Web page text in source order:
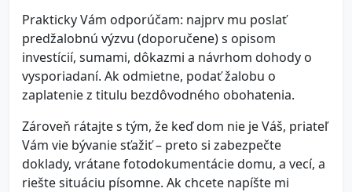
Prakticky Vám odporúčam: najprv mu poslať
predžalobnú výzvu (doporučene) s opisom
investícií, sumami, dôkazmi a návrhom dohody o
vysporiadaní. Ak odmietne, podať žalobu o
zaplatenie z titulu bezdôvodného obohatenia.
Zároveň rátajte s tým, že keď dom nie je Váš, priateľ
Vám vie bývanie sťažiť – preto si zabezpečte
doklady, vrátane fotodokumentácie domu, a vecí, a
riešte situáciu písomne. Ak chcete napíšte mi